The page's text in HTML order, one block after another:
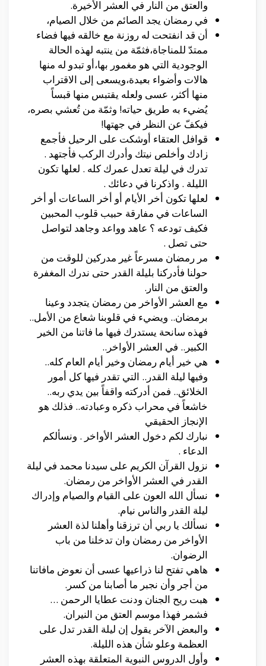
والعتق من النار في العشر الأخيرة.
في رمضان يجد الصائم من خلال الصيام،
أن قد انفتحت له روزنة مع خالقه فيها فضاء
ممتدّ للمناجاة،فثمّة من ينتبه لهذه الحالة
الوجودية التي هو مغمور بها،أو تبدو له منها
هالات وأضواء بعيدة،ويسعى إلى الاقتراب
منها أكثر، عسى ولعله يقتبس منها قبساً
يُضيء به طريق حياته! وثمّة من تُعشي بصره،
فيكفّ عن النظر في جهتها!
قوافل العتقاء أوشكت على الرحيل فأجمع
زادك وأخلص نيتك وأدرك الركب فأجتهد .
تدرك في ليلة تعدل عمرك كله . لعلها تكون
الليلة . واذكرنا في دعائك .
لعلها تكون أخر الأيام أو أخر الساعات أو أخر
الساعات في مفارقة حبيب قلوب المحبين
فكيف تودعه ؟ عاهد وواعد وجاهد لتواصل
حتى تصل .
مر رمضان مسرعاً غير مدركين للوقت من
حولنا فأدركنا بليلة القدر حتى ندرك المغفرة
والعتق من النار.
مع العشر الأواخر من رمضان يتجدد وعينا
برمضان.. ويضيء في قلوبنا شعاع من الأمل..
فهذه سانحة يستدرك فيها ما فاتنا من الخير
الكبير.. في العشر الأواخر..
هي خير أيام رمضان وخير أيام العام كله..
وفيها ليلة القدر.. التي تقدر فيها كل أمور
الخلائق.. فمن أدركته واقفاً بين يدي ربه..
خاشعاً في محراب ذكره وعبادته.. فذلك هو
الإنجاز الحقيقي
نبارك لكم دخول العشر الأواخر . ونسألكم
الدعاء .
نزول القرآن الكريم على سيدنا محمد في ليلة
القدر في العشر الأواخر من رمضان.
نسأل الله العون على القيام والصيام وإدراك
ليلة القدر والناس نيام.
نسألك يا ربي أن ترزقنا وأهلنا لذة العشر
الأواخر من رمضان وان تدخلنا من باب
الرضوان.
هاهي تفتح لنا ذراعيها عسى أن نعوض مافاتنا
من أجر وأن نجبر ما أصابنا من كسر.
هبت ريح الجنان ودنت عطايا الرحمن …
فشمر فهذا موسم العتق من النيران.
والبعض الآخر يقول إن ليلة القدر تدل على
العظمة وعلو شأن هذه الليلة.
وأول الدروس النبوية المتعلقة بهذه العشر